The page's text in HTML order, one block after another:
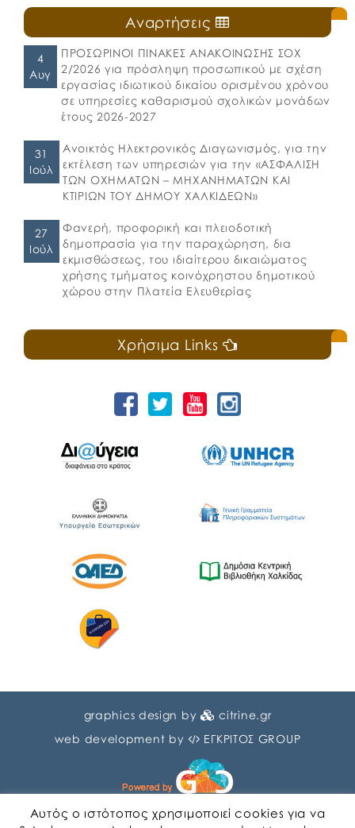
Αναρτήσεις
4
Αυγ
ΠΡΟΣΩΡΙΝΟΙ ΠΙΝΑΚΕΣ ΑΝΑΚΟΙΝΩΣΗΣ ΣΟΧ
2/2026 για πρόσληψη προσωπικού με σχέση
εργασίας ιδιωτικού δικαίου ορισμένου χρόνου
σε υπηρεσίες καθαρισμού σχολικών μονάδων
έτους 2026-2027
31
Ιούλ
Ανοικτός Ηλεκτρονικός Διαγωνισμός, για την
εκτέλεση των υπηρεσιών για την «ΑΣΦΑΛΙΣΗ
ΤΩΝ ΟΧΗΜΑΤΩΝ – ΜΗΧΑΝΗΜΑΤΩΝ ΚΑΙ
ΚΤΙΡΙΩΝ ΤΟΥ ΔΗΜΟΥ ΧΑΛΚΙΔΕΩΝ»
27
Ιούλ
Φανερή, προφορική και πλειοδοτική
δημοπρασία για την παραχώρηση, δια
εκμισθώσεως, του ιδιαίτερου δικαιώματος
χρήσης τμήματος κοινόχρηστου δημοτικού
χώρου στην Πλατεία Ελευθερίας
Χρήσιμα Links
graphics design by
citrine.gr
web development by
ΕΓΚΡΙΤΟΣ GROUP
Αυτός ο ιστότοπος χρησιμοποιεί cookies για να